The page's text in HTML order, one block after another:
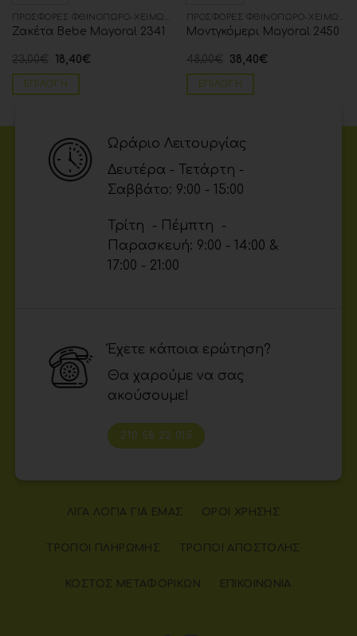
Ζακέτα Bebe Mayoral 2341
23,00€ 18,40€
ΕΠΙΛΟΓΉ
Μοντγκόμερι Μayoral 2450
48,00€ 38,40€
ΕΠΙΛΟΓΉ
Ωράριο Λειτουργίας
Δευτέρα - Τετάρτη -
Σαββάτο: 9:00 - 15:00
Τρίτη - Πέμπτη -
Παρασκευή: 9:00 - 14:00 &
17:00 - 21:00
Έχετε κάποια ερώτηση?
Θα χαρούμε να σας
ακούσουμε!
210 58 22 015
ΛΊΓΑ ΛΌΓΙΑ ΓΙΑ ΕΜΆΣ ΌΡΟΙ ΧΡΉΣΗΣ
ΤΡΌΠΟΙ ΠΛΗΡΩΜΉΣ ΤΡΌΠΟΙ ΑΠΟΣΤΟΛΉΣ
ΚΌΣΤΟΣ ΜΕΤΑΦΟΡΙΚΏΝ ΕΠΙΚΟΙΝΩΝΊΑ